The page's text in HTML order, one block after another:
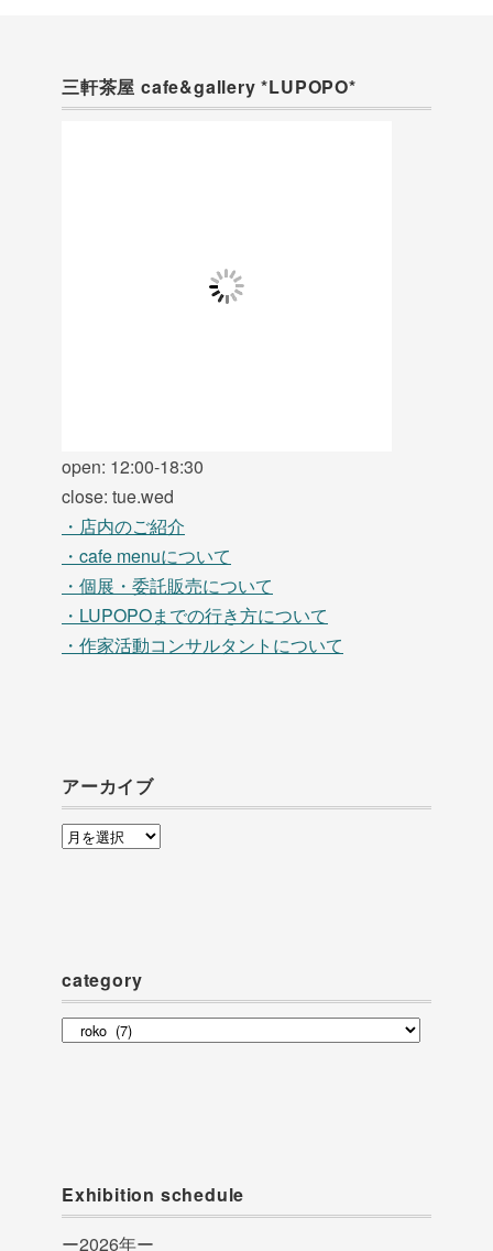
三軒茶屋 cafe&gallery *LUPOPO*
open: 12:00-18:30
close: tue.wed
・店内のご紹介
・cafe menuについて
・個展・委託販売について
・LUPOPOまでの行き方について
・作家活動コンサルタントについて
アーカイブ
ア
category
category
Exhibition schedule
ー2026年ー